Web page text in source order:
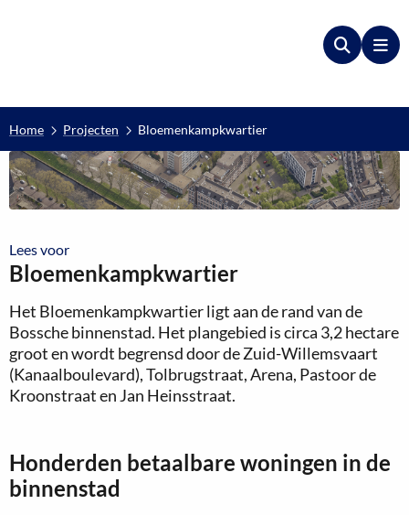
Zoeken
Home Projecten Bloemenkampkwartier
Lees voorLees voor
Bloemenkampkwartier
Het Bloemenkampkwartier ligt aan de rand van de
Bossche binnenstad. Het plangebied is circa 3,2 hectare
groot en wordt begrensd door de Zuid-Willemsvaart
(Kanaalboulevard), Tolbrugstraat, Arena, Pastoor de
Kroonstraat en Jan Heinsstraat.
Honderden betaalbare woningen in de
binnenstad